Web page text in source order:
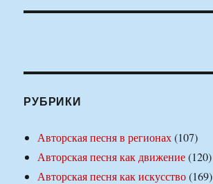
РУБРИКИ
Авторская песня в регионах(107)
Авторская песня как движение(120)
Авторская песня как искусство(169)